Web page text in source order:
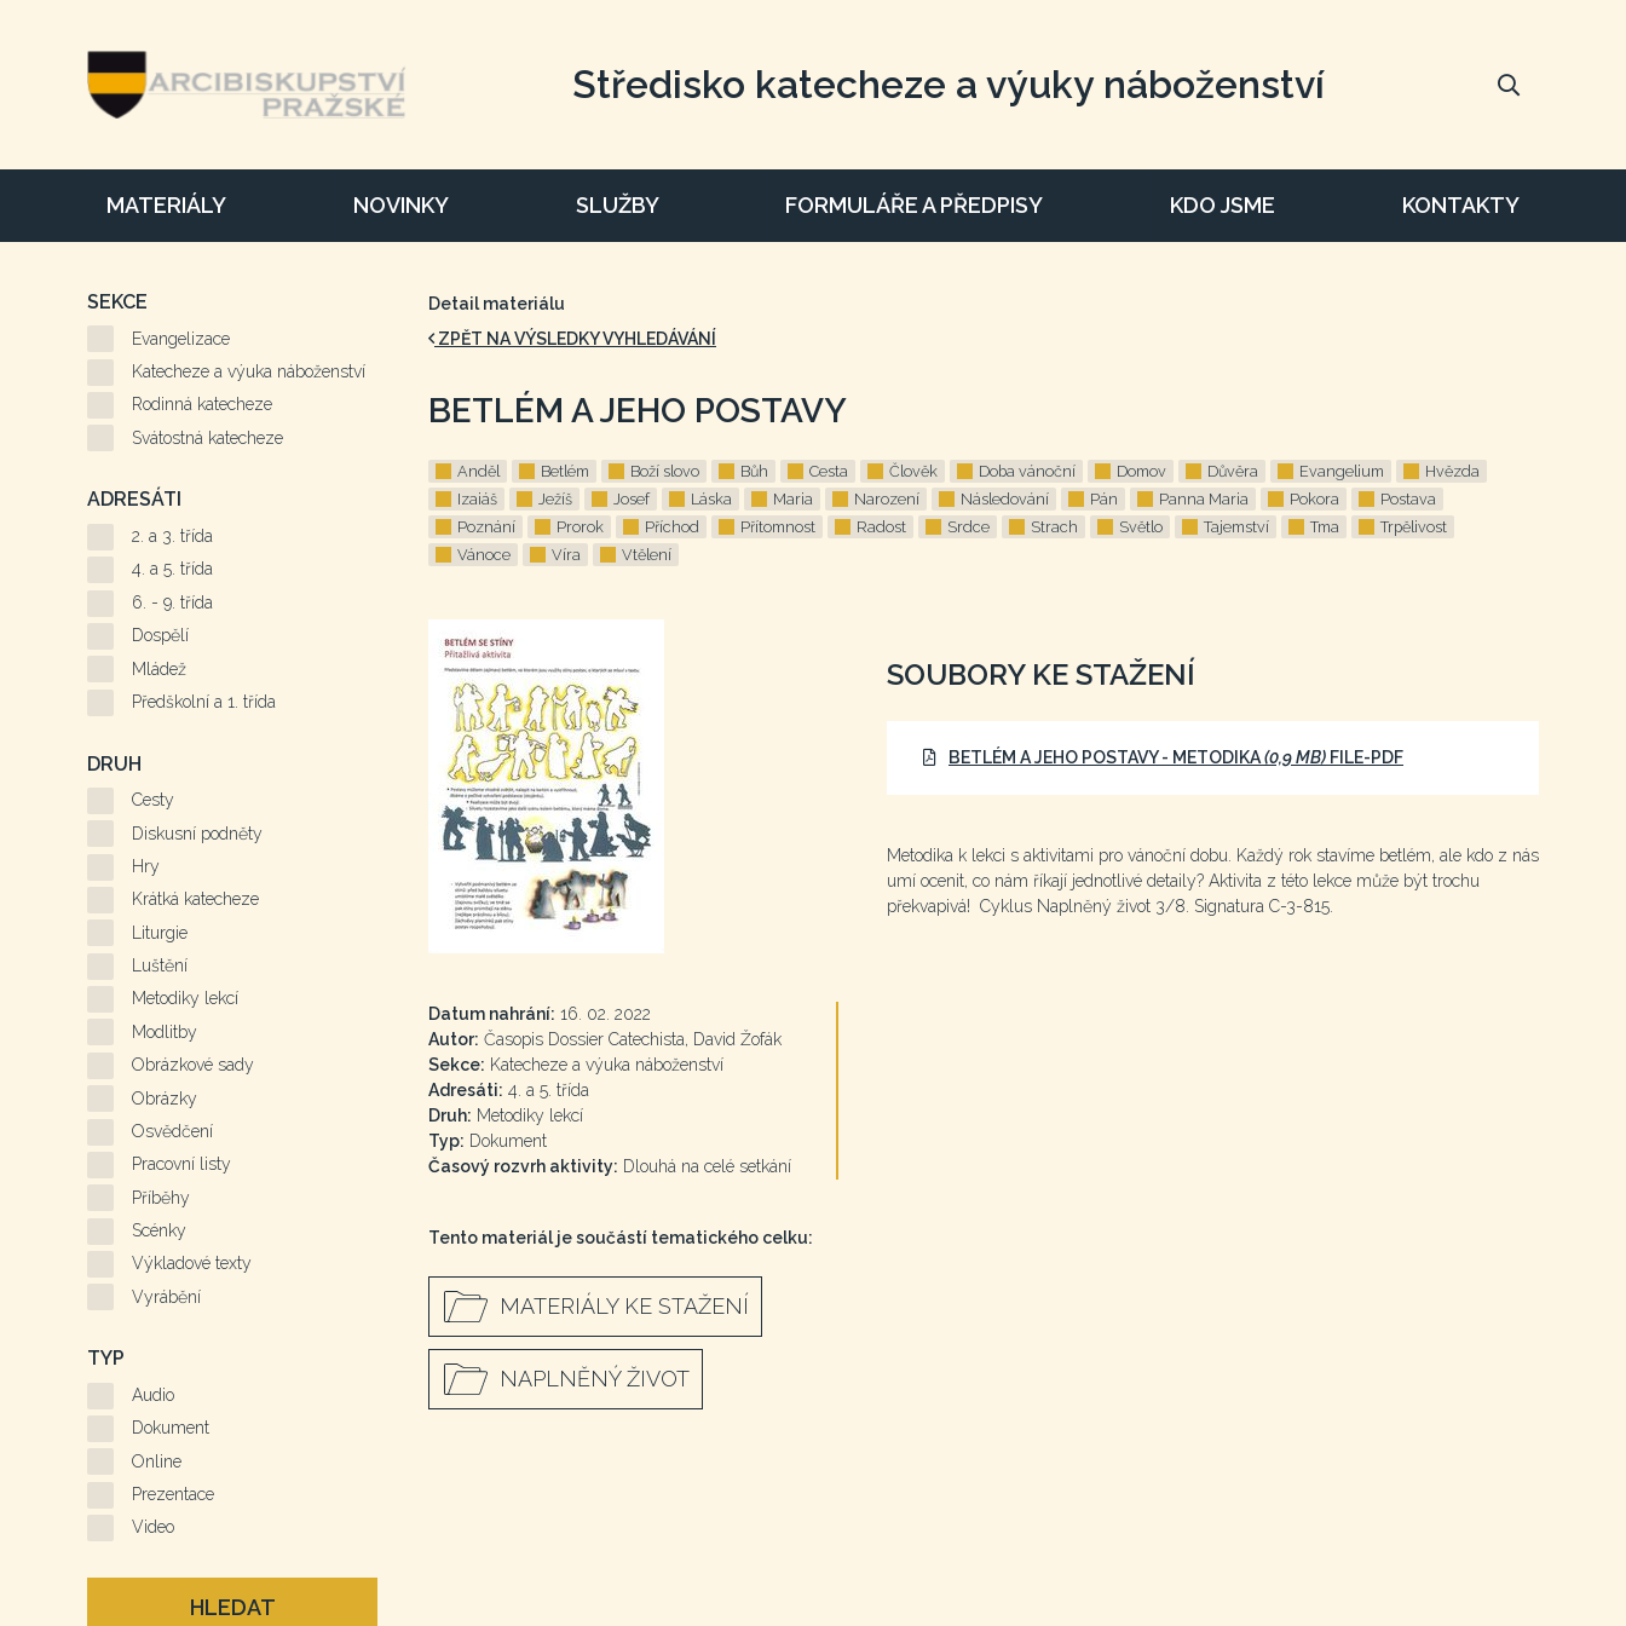
Středisko katecheze a výuky náboženství
MATERIÁLY NOVINKY SLUŽBY FORMULÁŘE A PŘEDPISY KDO JSME KONTAKTY
Detail materiálu
ZPĚT NA VÝSLEDKY VYHLEDÁVÁNÍ
BETLÉM A JEHO POSTAVY
Anděl Betlém Boží slovo Bůh Cesta Člověk Doba vánoční Domov Důvěra Evangelium
Hvězda
Izaiáš
Ježíš Josef Láska Maria Narození Následování Pán Panna Maria Pokora
Postava
Poznání
Prorok Příchod Přítomnost Radost Srdce Strach Světlo Tajemství Tma
Trpělivost
Vánoce
Víra Vtělení
Datum nahrání: 16. 02. 2022
Autor: Časopis Dossier Catechista, David Žofák
Sekce: Katecheze a výuka náboženství
Adresáti: 4. a 5. třída
Druh: Metodiky lekcí
Typ: Dokument
Časový rozvrh aktivity: Dlouhá na celé setkání
Tento materiál je součástí tematického celku:
MATERIÁLY KE STAŽENÍ
NAPLNĚNÝ ŽIVOT
SOUBORY KE STAŽENÍ
BETLÉM A JEHO POSTAVY - METODIKA(0,9 MB) FILE-PDF
Metodika k lekci s aktivitami pro vánoční dobu. Každý rok stavíme betlém, ale kdo z nás
umí ocenit, co nám říkají jednotlivé detaily? Aktivita z této lekce může být trochu
překvapivá! Cyklus Naplněný život 3/8. Signatura C-3-815.
SEKCE
Evangelizace
Katecheze a výuka náboženství
Rodinná katecheze
Svátostná katecheze
ADRESÁTI
2. a 3. třída
4. a 5. třída
6. - 9. třída
Dospělí
Mládež
Předškolní a 1. třída
DRUH
Cesty
Diskusní podněty
Hry
Krátká katecheze
Liturgie
Luštění
Metodiky lekcí
Modlitby
Obrázkové sady
Obrázky
Osvědčení
Pracovní listy
Příběhy
Scénky
Výkladové texty
Vyrábění
TYP
Audio
Dokument
Online
Prezentace
Video
HLEDAT